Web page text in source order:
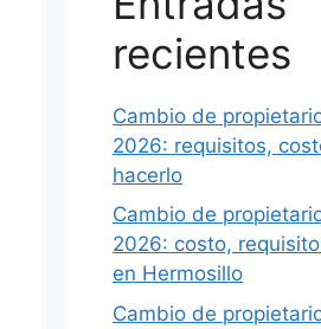
recientes
Cambio de
2026: requisitos,
hacerlo
Cambio de
2026: costo,
en Hermosillo
Cambio de